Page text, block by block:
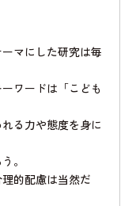
マにした研究は毎
ワードは「こども
る力や態度を身に
。
的配慮は当然だ